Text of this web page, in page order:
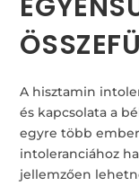
A hisztamin
és kapcsolata a
egyre több
intoleranciához
jellemzően